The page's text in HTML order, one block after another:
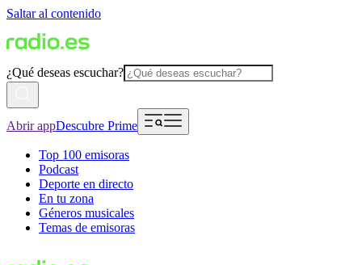
Saltar al contenido
¿Qué deseas escuchar?
Abrir appDescubre Prime
Top 100 emisoras
Podcast
Deporte en directo
En tu zona
Géneros musicales
Temas de emisoras